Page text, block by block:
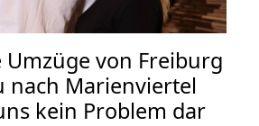
von Freiburg
nach Marienviertel
kein Problem dar